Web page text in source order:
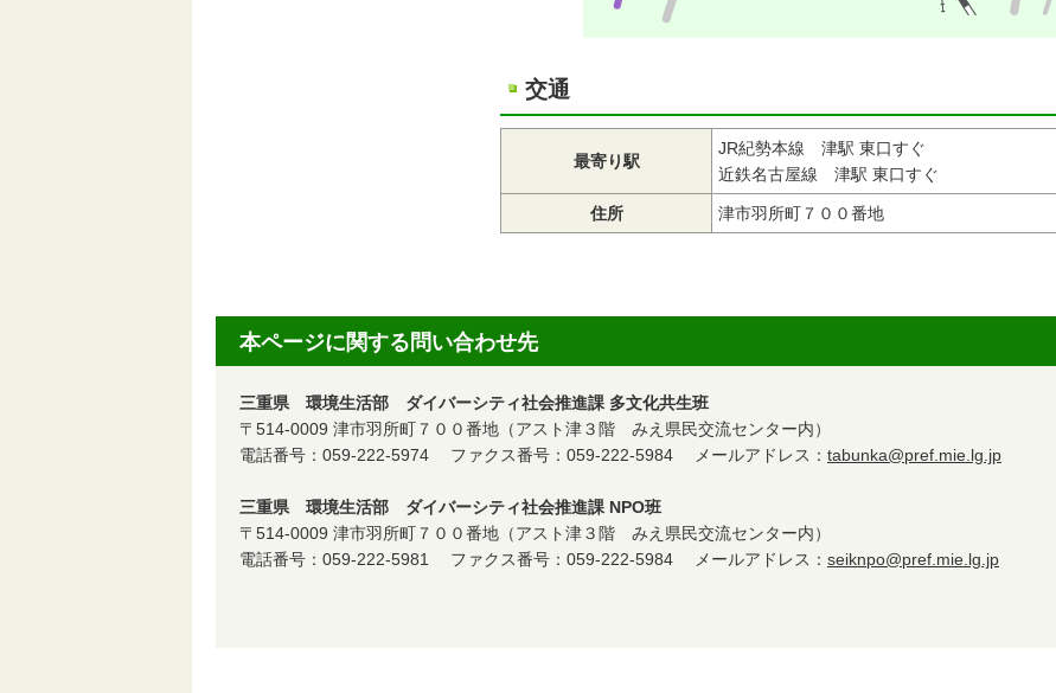
交通
最寄り駅
JR紀勢本線 津駅 東口すぐ
近鉄名古屋線 津駅 東口すぐ
住所 津市羽所町７００番地
本ページに関する問い合わせ先
三重県 環境生活部 ダイバーシティ社会推進課 多文化共生班
〒514-0009 津市羽所町７００番地（アスト津３階 みえ県民交流センター内）
電話番号：059-222-5974 ファクス番号：059-222-5984 メールアドレス： tabunka@pref.mie.lg.jp
三重県 環境生活部 ダイバーシティ社会推進課 NPO班
〒514-0009 津市羽所町７００番地（アスト津３階 みえ県民交流センター内）
電話番号：059-222-5981 ファクス番号：059-222-5984 メールアドレス： seiknpo@pref.mie.lg.jp